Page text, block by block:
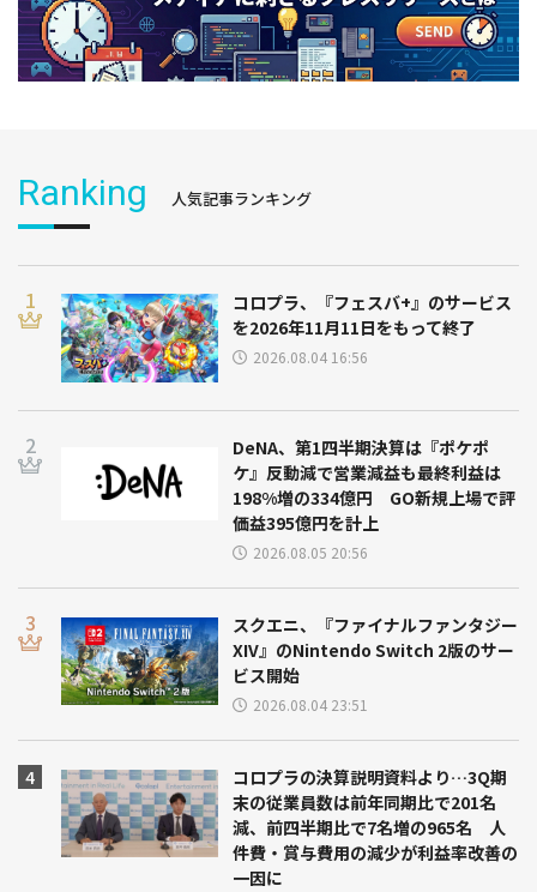
Ranking 人気記事ランキング
コロプラ、『フェスバ+』のサービス
を2026年11月11日をもって終了
2026.08.04 16:56
DeNA、第1四半期決算は『ポケポ
ケ』反動減で営業減益も最終利益は
198%増の334億円 GO新規上場で評
価益395億円を計上
2026.08.05 20:56
スクエニ、『ファイナルファンタジー
XIV』のNintendo Switch 2版のサー
ビス開始
2026.08.04 23:51
コロプラの決算説明資料より…3Q期
末の従業員数は前年同期比で201名
減、前四半期比で7名増の965名 人
件費・賞与費用の減少が利益率改善の
一因に